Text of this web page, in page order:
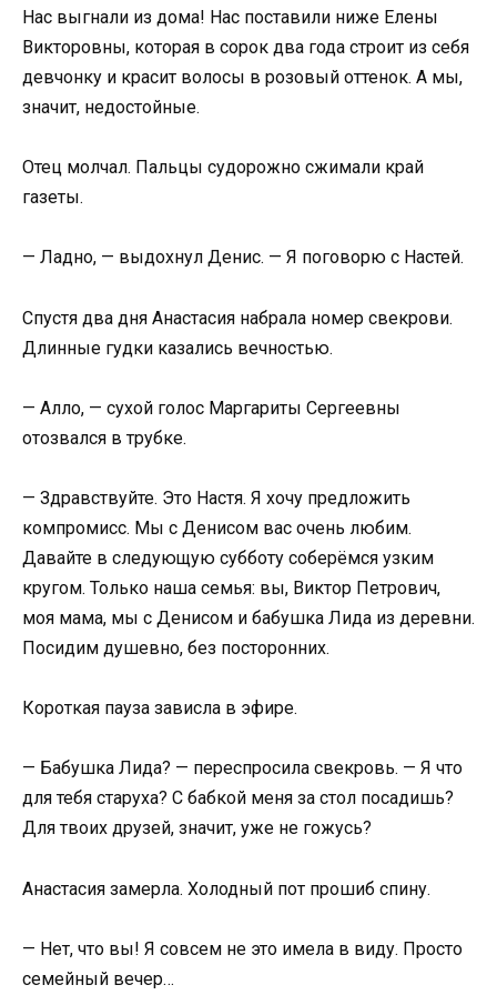
Нас выгнали из дома! Нас поставили ниже Елены
Викторовны, которая в сорок два года строит из себя
девчонку и красит волосы в розовый оттенок. А мы,
значит, недостойные.
Отец молчал. Пальцы судорожно сжимали край
газеты.
— Ладно, — выдохнул Денис. — Я поговорю с Настей.
Спустя два дня Анастасия набрала номер свекрови.
Длинные гудки казались вечностью.
— Алло, — сухой голос Маргариты Сергеевны
отозвался в трубке.
— Здравствуйте. Это Настя. Я хочу предложить
компромисс. Мы с Денисом вас очень любим.
Давайте в следующую субботу соберёмся узким
кругом. Только наша семья: вы, Виктор Петрович,
моя мама, мы с Денисом и бабушка Лида из деревни.
Посидим душевно, без посторонних.
Короткая пауза зависла в эфире.
— Бабушка Лида? — переспросила свекровь. — Я что
для тебя старуха? С бабкой меня за стол посадишь?
Для твоих друзей, значит, уже не гожусь?
Анастасия замерла. Холодный пот прошиб спину.
— Нет, что вы! Я совсем не это имела в виду. Просто
семейный вечер…